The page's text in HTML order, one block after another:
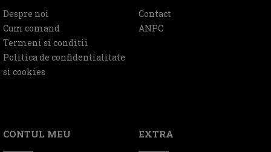
Despre noi
Cum comand
Termeni si conditii
Politica de confidentialitate
si cookies
Contact
ANPC
CONTUL MEU EXTRA